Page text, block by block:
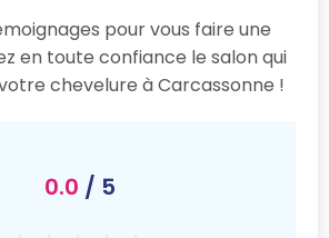
pour vous faire une
en toute confiance le salon qui
chevelure à Carcassonne !
0.0 / 5